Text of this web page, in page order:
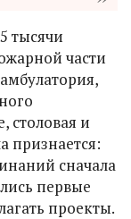
тысячи
части
столовая и
признается:
сначала
первые
проекты.